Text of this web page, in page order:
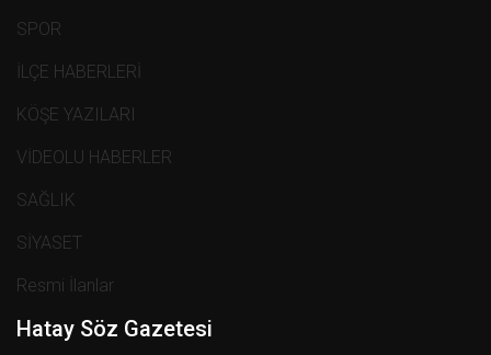
SPOR
İLÇE HABERLERİ
KÖŞE YAZILARI
VİDEOLU HABERLER
SAĞLIK
SİYASET
Resmi İlanlar
Hatay Söz Gazetesi